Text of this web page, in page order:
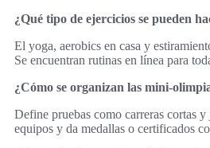
¿Qué tipo de ejercicios se pueden
El yoga, aerobics en casa y
Se encuentran rutinas en línea para
¿Cómo se organizan las mini-
Define pruebas como carreras cortas
equipos y da medallas o certificados